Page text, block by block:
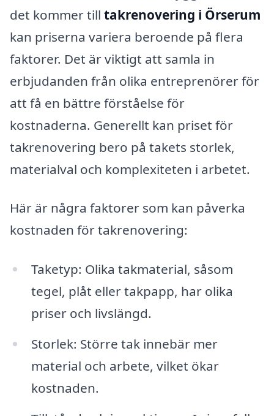
det kommer till takrenovering i Örserum
kan priserna variera beroende på flera
faktorer. Det är viktigt att samla in
erbjudanden från olika entreprenörer för
att få en bättre förståelse för
kostnaderna. Generellt kan priset för
takrenovering bero på takets storlek,
materialval och komplexiteten i arbetet.
Här är några faktorer som kan påverka
kostnaden för takrenovering:
Taketyp: Olika takmaterial, såsom
tegel, plåt eller takpapp, har olika
priser och livslängd.
Storlek: Större tak innebär mer
material och arbete, vilket ökar
kostnaden.